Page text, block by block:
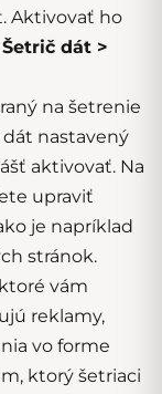
Aktivovať ho
dát >
na šetrenie
nastavený
aktivovať. Na
upraviť
je napríklad
stránok.
vám
reklamy,
vo forme
ktorý šetriaci